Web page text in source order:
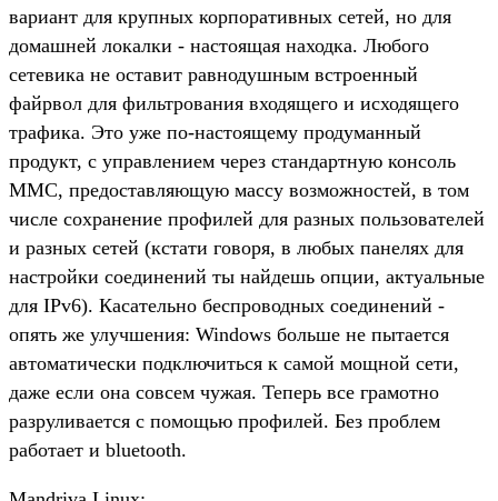
вариант для крупных корпоративных сетей, но для
домашней локалки - настоящая находка. Любого
сетевика не оставит равнодушным встроенный
файрвол для фильтрования входящего и исходящего
трафика. Это уже по-настоящему продуманный
продукт, с управлением через стандартную консоль
MMC, предоставляющую массу возможностей, в том
числе сохранение профилей для разных пользователей
и разных сетей (кстати говоря, в любых панелях для
настройки соединений ты найдешь опции, актуальные
для IPv6). Касательно беспроводных соединений -
опять же улучшения: Windows больше не пытается
автоматически подключиться к самой мощной сети,
даже если она совсем чужая. Теперь все грамотно
разруливается с помощью профилей. Без проблем
работает и bluetooth.